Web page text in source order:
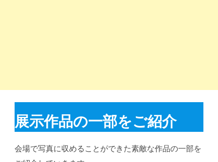
展示作品の一部をご紹介
会場で写真に収めることができた素敵な作品の一部を